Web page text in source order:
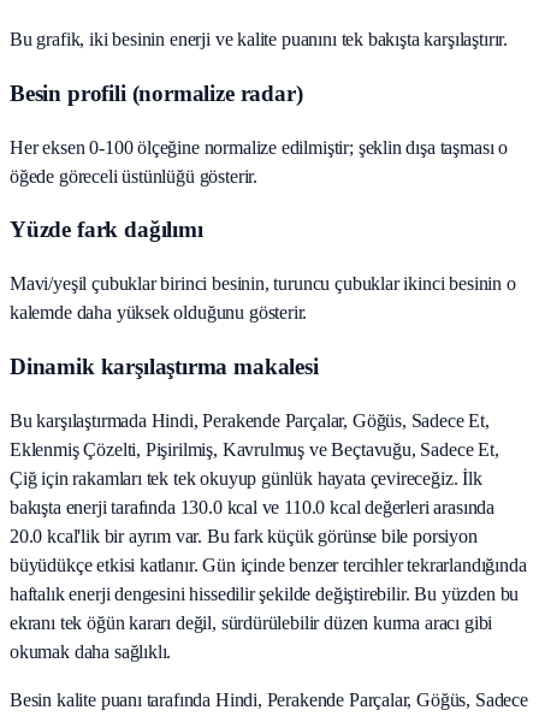
Bu grafik, iki besinin enerji ve kalite puanını tek bakışta karşılaştırır.
Besin profili (normalize radar)
Her eksen 0-100 ölçeğine normalize edilmiştir; şeklin dışa taşması o
öğede göreceli üstünlüğü gösterir.
Yüzde fark dağılımı
Mavi/yeşil çubuklar birinci besinin, turuncu çubuklar ikinci besinin o
kalemde daha yüksek olduğunu gösterir.
Dinamik karşılaştırma makalesi
Bu karşılaştırmada Hindi, Perakende Parçalar, Göğüs, Sadece Et,
Eklenmiş Çözelti, Pişirilmiş, Kavrulmuş ve Beçtavuğu, Sadece Et,
Çiğ için rakamları tek tek okuyup günlük hayata çevireceğiz. İlk
bakışta enerji tarafında 130.0 kcal ve 110.0 kcal değerleri arasında
20.0 kcal'lik bir ayrım var. Bu fark küçük görünse bile porsiyon
büyüdükçe etkisi katlanır. Gün içinde benzer tercihler tekrarlandığında
haftalık enerji dengesini hissedilir şekilde değiştirebilir. Bu yüzden bu
ekranı tek öğün kararı değil, sürdürülebilir düzen kurma aracı gibi
okumak daha sağlıklı.
Besin kalite puanı tarafında Hindi, Perakende Parçalar, Göğüs, Sadece